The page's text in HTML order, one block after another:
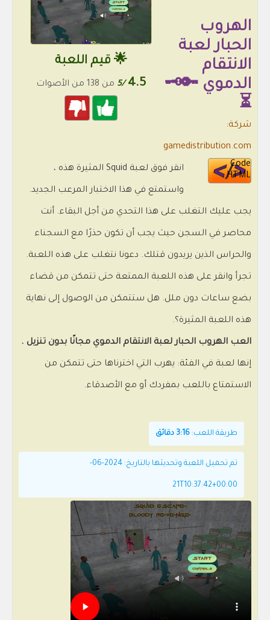
🌟 قيم اللعبة
4.5
/5 من 138 من الأصوات
الهروب
الحبار لعبة
الانتقام
الدموي 🔑🗝️
⏳
شركة:
gamedistribution.com
Code
HTML
انقر فوق لعبة Squid المثيرة هذه ،
واستمتع في هذا الاختبار المرعب الجديد.
يجب عليك التغلب على هذا التحدي من أجل البقاء. أنت
محاصر في السجن حيث يجب أن تكون حذرًا مع السجناء
والحراس الذين يريدون قتلك. دعونا نتغلب على هذه اللعبة.
تجرأ وانقر على هذه اللعبة الممتعة حتى تتمكن من قضاء
بضع ساعات دون ملل. هل ستتمكن من الوصول إلى نهاية
هذه اللعبة المثيرة؟.
العب الهروب الحبار لعبة الانتقام الدموي مجانًا بدون تنزيل ،
إنها لعبة في الفئة: يهرب التي اخترناها حتى تتمكن من
الاستمتاع باللعب بمفردك أو مع الأصدقاء.
طريقة اللعب: 3:16 دقائق
تم تحميل اللعبة وتحديثها بالتاريخ: 2024-06-
21T10:37:42+00:00